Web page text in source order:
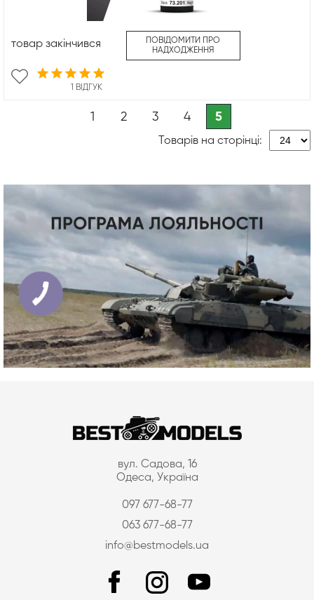
1 ВІДГУК
товар закінчився
ПОВІДОМИТИ ПРО
НАДХОДЖЕННЯ
1 2 3 4 5
Товарів на сторінці:
вул. Садова, 16
Одеса, Україна
097 677-68-77
063 677-68-77
info@bestmodels.ua